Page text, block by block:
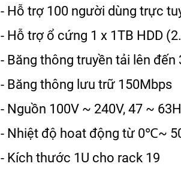
- Hỗ trợ 100 người dùng trực
- Hỗ trợ ổ cứng 1 x 1TB HDD
- Băng thông truyền tải lên đến
- Băng thông lưu trữ 150Mbps
- Nguồn 100V ~ 240V, 47 ~
- Nhiệt độ hoat động từ 0℃~
- Kích thước 1U cho rack 19